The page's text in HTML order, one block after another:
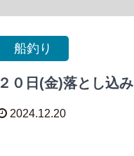
船釣り
２０日(金)落とし込み
2024.12.20